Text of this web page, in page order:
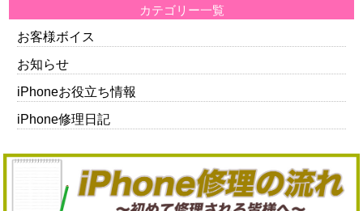
カテゴリー一覧
お客様ボイス
お知らせ
iPhoneお役立ち情報
iPhone修理日記